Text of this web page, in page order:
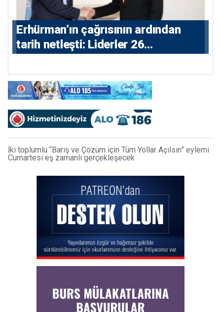
Erhürman’ın çağrısının ardından
tarih netleşti: Liderler 26
İki toplumlu “Barış ve Çözüm için Tüm Yollar Açılsın” eylemi
Cumartesi eş zamanlı gerçekleşecek